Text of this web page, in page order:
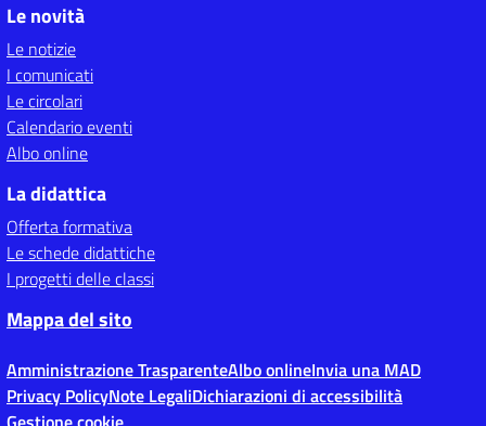
Le novità
Le notizie
I comunicati
Le circolari
Calendario eventi
Albo online
La didattica
Offerta formativa
Le schede didattiche
I progetti delle classi
Mappa del sito
Amministrazione TrasparenteAlbo onlineInvia una MAD
Privacy PolicyNote LegaliDichiarazioni di accessibilità